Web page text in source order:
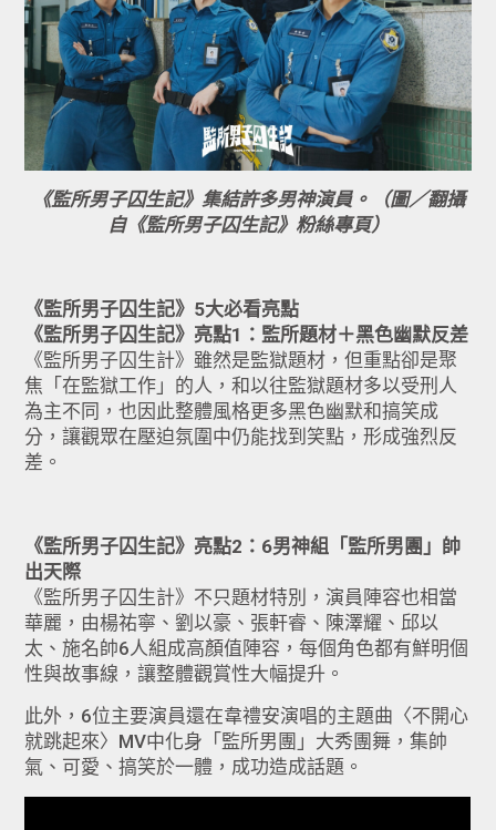
《監所男子囚生記》集結許多男神演員。（圖／翻攝
自《監所男子囚生記》粉絲專頁）
《監所男子囚生記》5大必看亮點
《監所男子囚生記》亮點1：監所題材＋黑色幽默反差
《監所男子囚生計》雖然是監獄題材，但重點卻是聚
焦「在監獄工作」的人，和以往監獄題材多以受刑人
為主不同，也因此整體風格更多黑色幽默和搞笑成
分，讓觀眾在壓迫氛圍中仍能找到笑點，形成強烈反
差。
《監所男子囚生記》亮點2：6男神組「監所男團」帥
出天際
《監所男子囚生計》不只題材特別，演員陣容也相當
華麗，由楊祐寧、劉以豪、張軒睿、陳澤耀、邱以
太、施名帥6人組成高顏值陣容，每個角色都有鮮明個
性與故事線，讓整體觀賞性大幅提升。
此外，6位主要演員還在韋禮安演唱的主題曲〈不開心
就跳起來〉MV中化身「監所男團」大秀團舞，集帥
氣、可愛、搞笑於一體，成功造成話題。